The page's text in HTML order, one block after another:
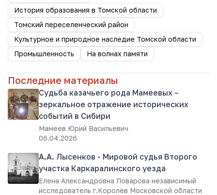
История образования в Томской области
Томский переселенческий район
Культурное и природное наследие Томской области
Промышленность
На волнах памяти
Последние материалы
Судьба казачьего рода Мамеевых –
зеркальное отражение исторических
событий в Сибири
Мамеев Юрий Васильевич
06.04.2026
А.А. Лысенков - Мировой судья Второго
участка Каркаралинского уезда
Елена Александровна Поварова независимый
исследователь г.Королёв Московской области